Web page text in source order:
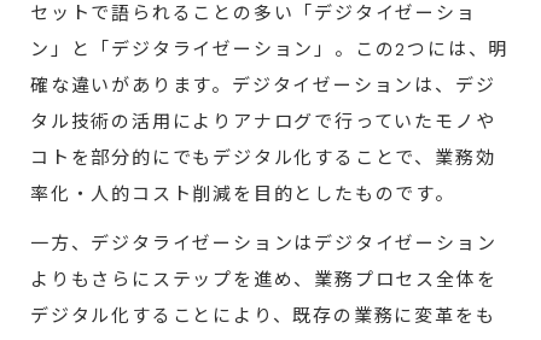
セットで語られることの多い「デジタイゼーショ
ン」と「デジタライゼーション」。この2つには、明
確な違いがあります。デジタイゼーションは、デジ
タル技術の活用によりアナログで行っていたモノや
コトを部分的にでもデジタル化することで、業務効
率化・人的コスト削減を目的としたものです。
一方、デジタライゼーションはデジタイゼーション
よりもさらにステップを進め、業務プロセス全体を
デジタル化することにより、既存の業務に変革をも